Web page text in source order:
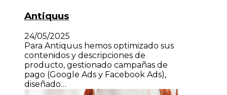
Antiquus
24/05/2025
Para Antiquus hemos optimizado sus
contenidos y descripciones de
producto, gestionado campañas de
pago (Google Ads y Facebook Ads),
diseñado…